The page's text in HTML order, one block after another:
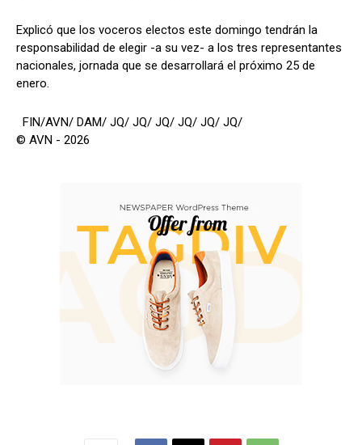
Explicó que los voceros electos este domingo tendrán la
responsabilidad de elegir -a su vez- a los tres representantes
nacionales, jornada que se desarrollará el próximo 25 de
enero.
FIN/AVN/ DAM/ JQ/ JQ/ JQ/ JQ/ JQ/ JQ/
© AVN - 2026